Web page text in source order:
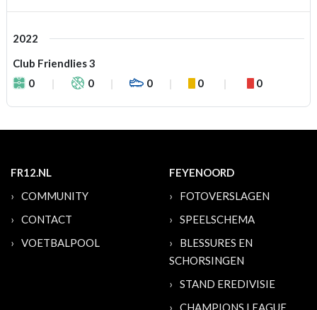
2022
Club Friendlies 3
0
0 0 0 0
FR12.NL
COMMUNITY
CONTACT
VOETBALPOOL
FEYENOORD
FOTOVERSLAGEN
SPEELSCHEMA
BLESSURES EN
SCHORSINGEN
STAND EREDIVISIE
CHAMPIONS LEAGUE